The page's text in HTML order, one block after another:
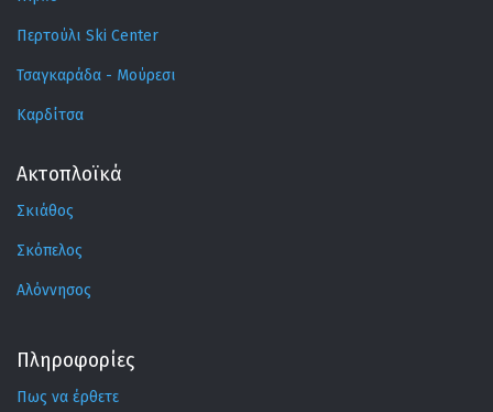
Περτούλι Ski Center
Τσαγκαράδα - Μούρεσι
Καρδίτσα
Ακτοπλοϊκά
Σκιάθος
Σκόπελος
Αλόννησος
Πληροφορίες
Πως να έρθετε